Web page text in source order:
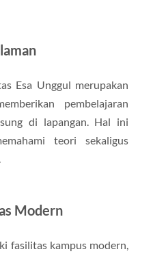
Esa Unggul merupakan
pembelajaran
di lapangan. Hal ini
teori sekaligus
Modern
fasilitas kampus modern,